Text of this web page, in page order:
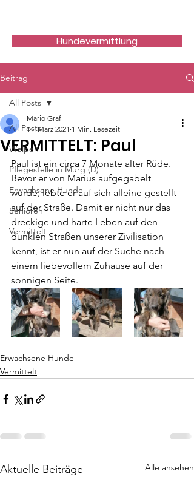
Hundevermittlung
Beitrag
All Posts
Welpen
Pflegestelle in Murg (D)
Erwachsene Hunde
Senioren
Vermittelt
All Posts
VERMITTELT: Paul
Mario Graf
14. März 2021 1 Min. Lesezeit
Paul ist ein circa 7 Monate alter Rüde.
Bevor er von Marius aufgegabelt
wurde, lebte er auf sich alleine gestellt
auf der Straße. Damit er nicht nur das
dreckige und harte Leben auf den
dunklen Straßen unserer Zivilisation
kennt, ist er nun auf der Suche nach
einem liebevollem Zuhause auf der
sonnigen Seite.
Erwachsene Hunde
Vermittelt
Aktuelle Beiträge Alle ansehen